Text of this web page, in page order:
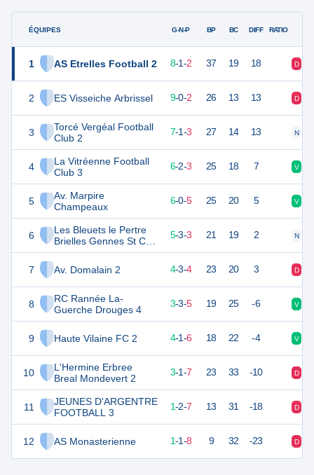
ÉQUIPES
1 AS Etrelles Football 2
2 ES Visseiche Arbrissel
3
Torcé Vergéal Football
Club 2
4
La Vitréenne Football
Club 3
5
Av. Marpire
Champeaux
6
Les Bleuets le Pertre
Brielles Gennes St Cyr
le GR 3
7
Av. Domalain 2
8
RC Rannée La-
Guerche Drouges 4
9 Haute Vilaine FC 2
10
L'Hermine Erbree
Breal Mondevert 2
11
JEUNES D'ARGENTRE
FOOTBALL 3
12 AS Monasterienne
G-N-P BP BC DIFF RATIO
27 11 8-1-2 37 19 18 D
25 11 9-0-2 26 13 13 D
23 11 7-1-3 27 14 13 N
20 11 6-2-3 25 18 7 V
6-0-5 25 20 5 V
18 11 5-3-3 21 19 2 N
4-3-4 23 20 3 D
3-3-5 19 25 -6 V
12 4-1-6 18 22 -4 V
10 3-1-7 23 33 -10 D
4 11 1-2-7 13 31 -18 D
3 1-1-8 9 32 -23 D